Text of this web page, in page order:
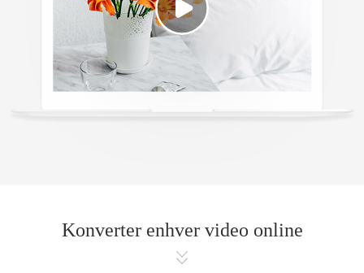
Konverter enhver video online